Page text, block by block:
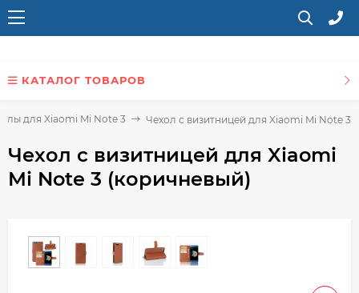
КАТАЛОГ ТОВАРОВ
для Xiaomi Mi Note 3 Чехол с визитницей для Xiaomi Mi Note 3
Чехол с визитницей для Xiaomi
Mi Note 3 (коричневый)